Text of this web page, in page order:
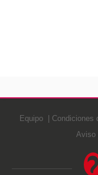
Equipo Condiciones
Aviso